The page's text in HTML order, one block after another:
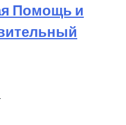
Помощь и